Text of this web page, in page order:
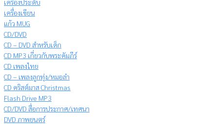
เครื่องประดับ
เครื่องเขียน
แก้ว MUG
CD/DVD
CD – DVD สำหรับเด็ก
CD MP3 เกี่ยวกับพระคัมภีร์
CD เพลงไทย
CD – เพลงลูกทุ่ง/หมอลำ
CD คริสต์มาส Christmas
Flash Drive MP3
CD/DVD สื่อการประกาศ/เทศนา
DVD ภาพยนตร์